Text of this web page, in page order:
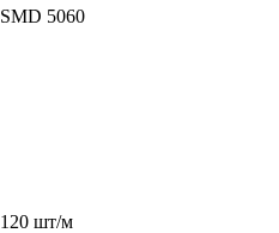
SMD 5060
120 шт/м